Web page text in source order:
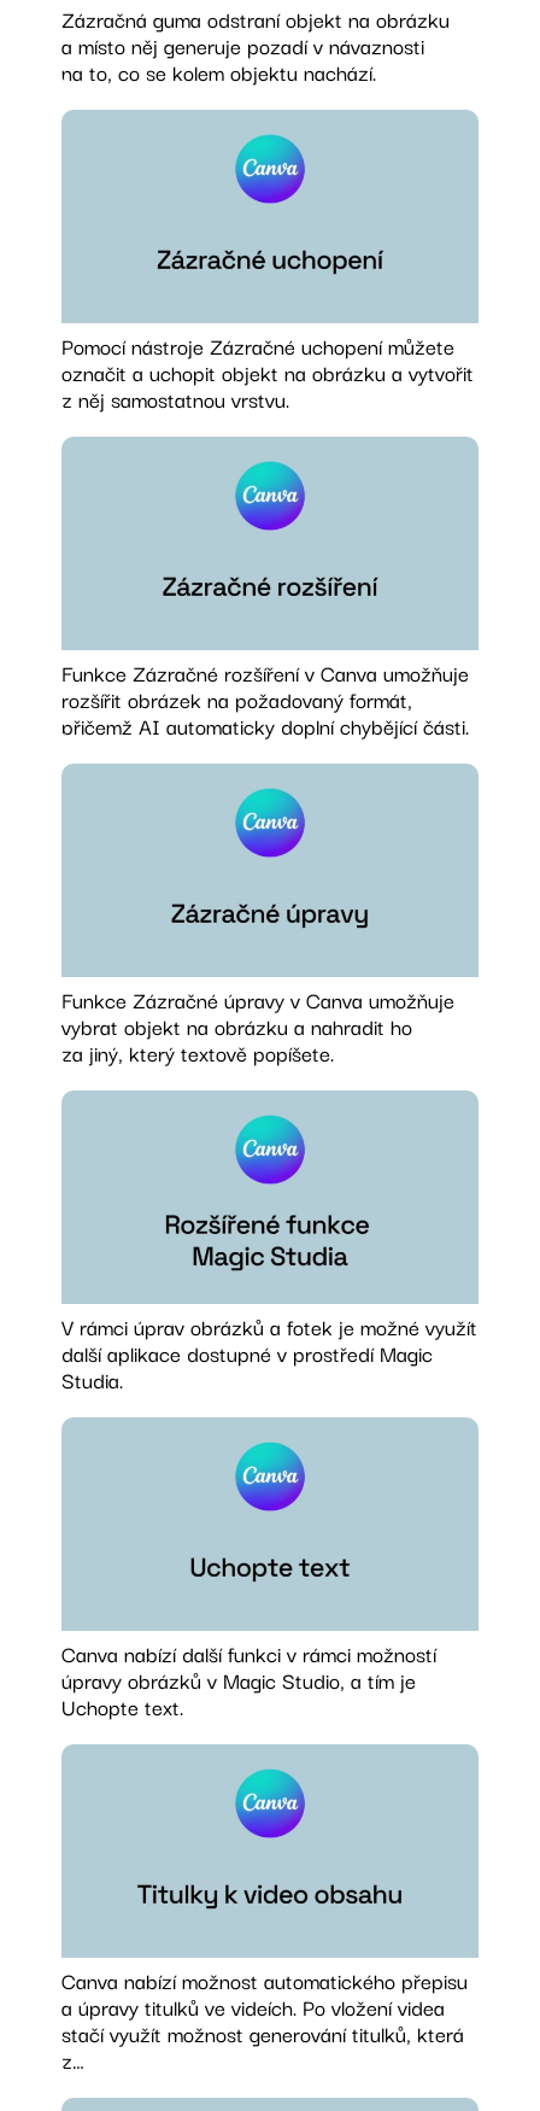
Zázračná guma odstraní objekt na obrázku
a místo něj generuje pozadí v návaznosti
na to, co se kolem objektu nachází.
Pomocí nástroje Zázračné uchopení můžete
označit a uchopit objekt na obrázku a vytvořit
z něj samostatnou vrstvu.
Funkce Zázračné rozšíření v Canva umožňuje
rozšířit obrázek na požadovaný formát,
přičemž AI automaticky doplní chybějící části.
Funkce Zázračné úpravy v Canva umožňuje
vybrat objekt na obrázku a nahradit ho
za jiný, který textově popíšete.
V rámci úprav obrázků a fotek je možné využít
další aplikace dostupné v prostředí Magic
Studia.
Canva nabízí další funkci v rámci možností
úpravy obrázků v Magic Studio, a tím je
Uchopte text.
Canva nabízí možnost automatického přepisu
a úpravy titulků ve videích. Po vložení videa
stačí využít možnost generování titulků, která
z…